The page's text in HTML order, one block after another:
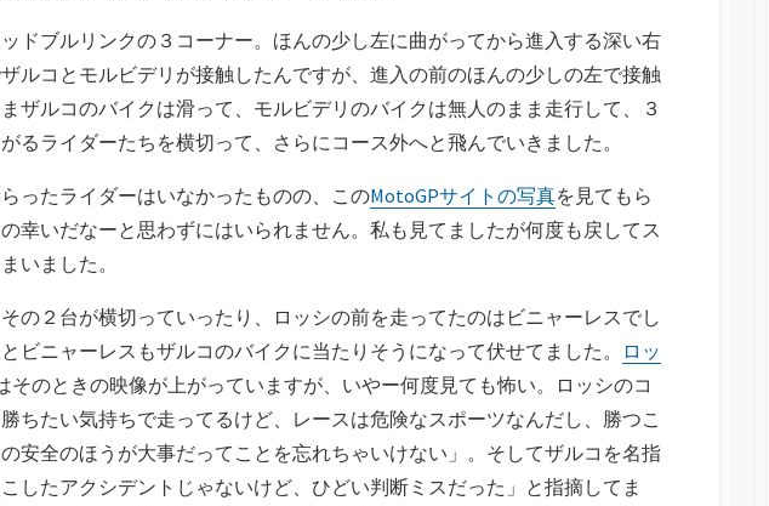
ドブルリンクの３コーナー。ほんの少し左に曲がってから進入する深い右
ルコとモルビデリが接触したんですが、進入の前のほんの少しの左で接触
ザルコのバイクは滑って、モルビデリのバイクは無人のまま走行して、３
るライダーたちを横切って、さらにコース外へと飛んでいきました。
ったライダーはいなかったものの、このMotoGPサイトの写真を見てもら
幸いだなーと思わずにはいられません。私も見てましたが何度も戻してス
いました。
の２台が横切っていったり、ロッシの前を走ってたのはビニャーレスでし
ビニャーレスもザルコのバイクに当たりそうになって伏せてました。
ロッ
そのときの映像が上がっていますが、いやー何度見ても怖い。ロッシのコ
ちたい気持ちで走ってるけど、レースは危険なスポーツなんだし、勝つこ
安全のほうが大事だってことを忘れちゃいけない」。そしてザルコを名指
したアクシデントじゃないけど、ひどい判断ミスだった」と指摘してま